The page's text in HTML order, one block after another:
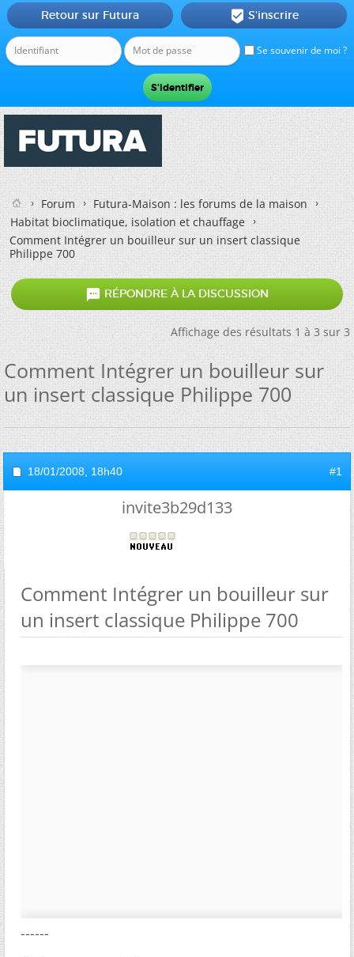
Se souvenir de moi ?
Retour sur Futura  S'inscrire
Forum
Futura-Maison : les forums de la maison
Habitat bioclimatique, isolation et chauffage
Comment Intégrer un bouilleur sur un insert classique
Philippe 700
 RÉPONDRE À LA DISCUSSION
Affichage des résultats 1 à 3 sur 3
Comment Intégrer un bouilleur sur
un insert classique Philippe 700
18/01/2008, 18h40 #1
invite3b29d133
Comment Intégrer un bouilleur sur
un insert classique Philippe 700
------